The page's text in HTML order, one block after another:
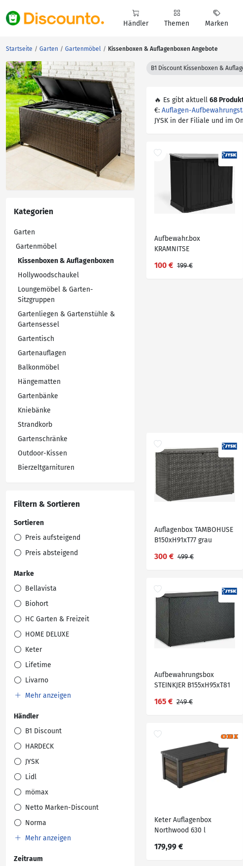
Händler Themen Marken
Startseite Garten Gartenmöbel Kissenboxen & Auflagenboxen Angebote
Kategorien
Garten
Gartenmöbel
Kissenboxen & Auflagenboxen
Hollywoodschaukel
Loungemöbel & Garten-
Sitzgruppen
Gartenliegen & Gartenstühle &
Gartensessel
Gartentisch
Gartenauflagen
Balkonmöbel
Hängematten
Gartenbänke
Kniebänke
Strandkorb
Gartenschränke
Outdoor-Kissen
Bierzeltgarnituren
Filtern & Sortieren
Sortieren
Preis aufsteigend
Preis absteigend
Marke
Bellavista
Biohort
HC Garten & Freizeit
HOME DELUXE
Keter
Lifetime
Livarno
Mehr anzeigen
Händler
B1 Discount
HARDECK
JYSK
Lidl
mömax
Netto Marken-Discount
Norma
Mehr anzeigen
Zeitraum
B1 Discount Kissenboxen &
🔥 Es gibt aktuell 68
€: Auflagen-
JYSK in der Filiale und im
Aufbewahr.box
KRAMNITSE
100 € 199 €
Auflagenbox TAMBOHUSE
B150xH91xT77 grau
300 € 499 €
Aufbewahrungsbox
STEINKJER B155xH95xT81
165 € 249 €
Keter Auflagenbox
Northwood 630 l
179,99 €